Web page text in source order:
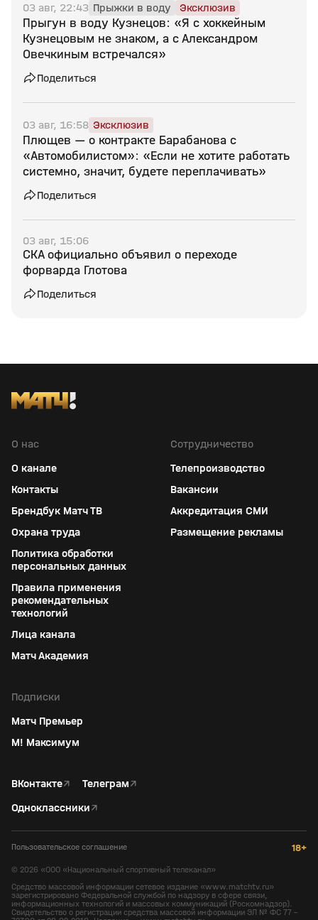
03 авг, 22:43 Прыжки в воду Эксклюзив
Прыгун в воду Кузнецов: «Я с хоккейным
Кузнецовым не знаком, а с Александром
Овечкиным встречался»
Поделиться
03 авг, 16:58 Эксклюзив
Плющев — о контракте Барабанова с
«Автомобилистом»: «Если не хотите работать
системно, значит, будете переплачивать»
Поделиться
03 авг, 15:06
СКА официально объявил о переходе
форварда Глотова
Поделиться
О нас
О канале
Контакты
Брендбук Матч ТВ
Охрана труда
Политика обработки
персональных данных
Правила применения
рекомендательных
технологий
Лица канала
Матч Академия
Сотрудничество
Телепроизводство
Вакансии
Аккредитация СМИ
Размещение рекламы
Подписки
Матч Премьер
М! Максимум
ВКонтакте↗ Телеграм↗
Одноклассники↗
Пользовательское соглашение 18+
© 2026 «ООО «Национальный спортивный телеканал»
Средство массовой информации сетевое издание «www.matchtv.ru»
зарегистрировано Федеральной службой по надзору в сфере связи,
информационных технологий и массовых коммуникаций (Роскомнадзор).
Свидетельство о регистрации средства массовой информации ЭЛ № ФС 77 -